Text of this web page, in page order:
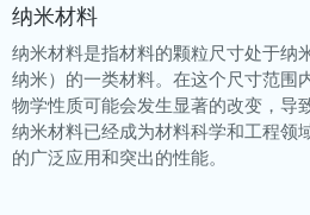
纳米材料
纳米材料是指材料的颗粒尺寸处于纳
纳米）的一类材料。在这个尺寸范围
物学性质可能会发生显著的改变，导
纳米材料已经成为材料科学和工程领
的广泛应用和突出的性能。